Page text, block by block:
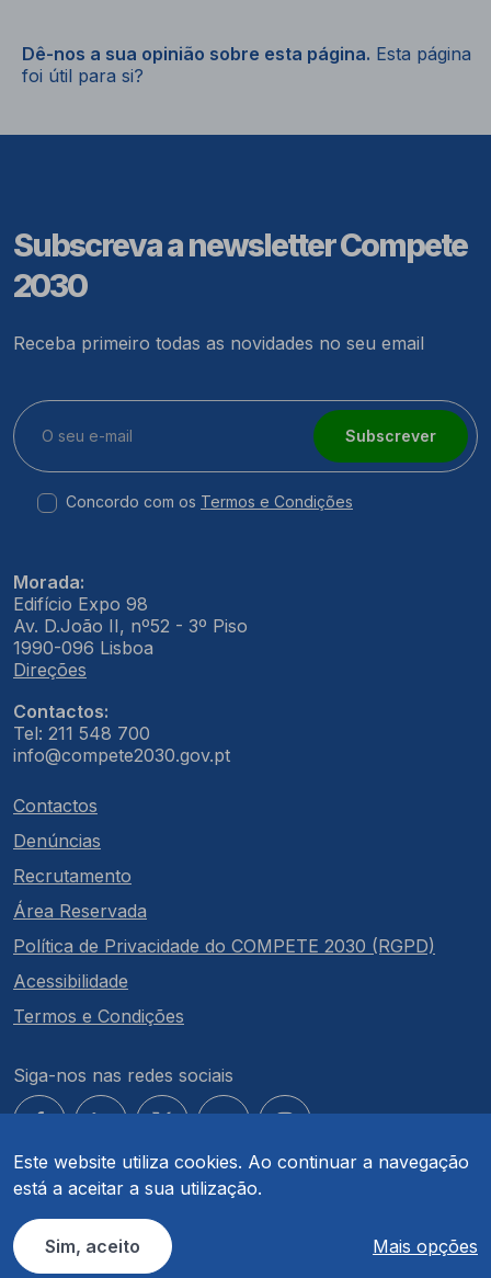
Este website utiliza cookies. Ao continuar a navegação
está a aceitar a sua utilização.
Sim, aceito Mais opções
Dê-nos a sua opinião sobre esta página. Esta página
foi útil para si?
Subscreva a newsletter Compete
2030
Receba primeiro todas as novidades no seu email
Subscrever
Concordo com os Termos e Condições
Morada:
Edifício Expo 98
Av. D.João II, nº52 - 3º Piso
1990-096 Lisboa
Direções
Contactos:
Tel: 211 548 700
info@compete2030.gov.pt
Contactos
Denúncias
Recrutamento
Área Reservada
Política de Privacidade do COMPETE 2030 (RGPD)
Acessibilidade
Termos e Condições
Siga-nos nas redes sociais
© COMPETE 2030. Todos os direitos reservados.